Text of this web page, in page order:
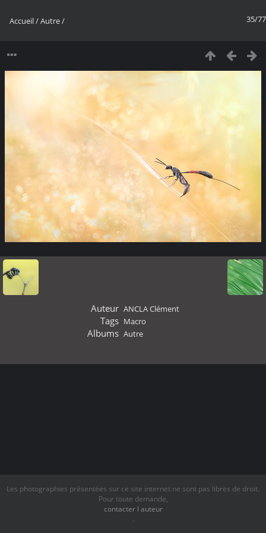
35/77
Accueil/Autre/
Auteur ANCLA Clément
Tags Macro
Albums Autre
Les photographies présentées sur ce site internet ne sont pas libres de droit.
Pour toute demande,
contacter l auteur
.